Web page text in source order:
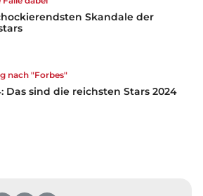
Skandale der
nach "Forbes"
Das sind die reichsten Stars 2024